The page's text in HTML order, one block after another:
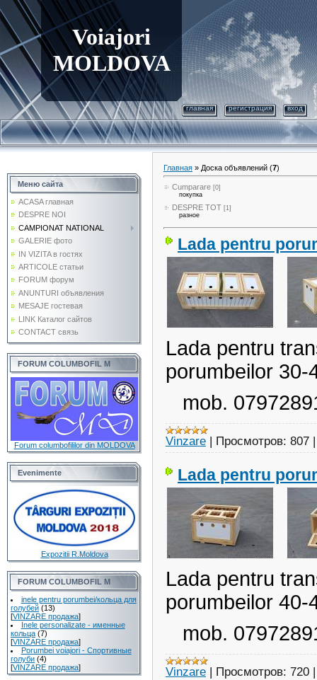
Voiajori
MOLDOVA
главная регистрация вход
Меню сайта
ACASA главная
DESPRE NOI
CAMPIONAT NATIONAL
GALERIE фото
IN VIZITA в гостях
ARTICOLE статьи
FORUM форум
ANUNTURI объявления
MESAJE гостевая
LINK Каталог сайтов
CONTACT связь
FORUM COLUMBOFIL M
Forum columbofililor din MOLDOVA
Evenimente
Expozitii R.Moldova
FORUM COLUMBOFIL M
inele pentru porumbei/кольца для
голубей (13)
[VINZARE продажа]
Inele personalizate - именные
кольца (7)
[VINZARE продажа]
Porumbei voiajori - Спортивные
голуби (4)
[VINZARE продажа]
Главная » Доска объявлений (7)
Cumparare [0]
покупка
DESPRE TOT [1]
разное
Lada pentru
Lada pentru
porumbeilor 30-
mob.
Vinzare Просмотров: 807
Lada pentru
Lada pentru
porumbeilor 40-
mob.
Vinzare Просмотров: 720